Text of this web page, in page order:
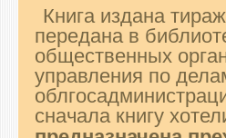
Книга издана
передана в
общественных
управления по
сначала книгу